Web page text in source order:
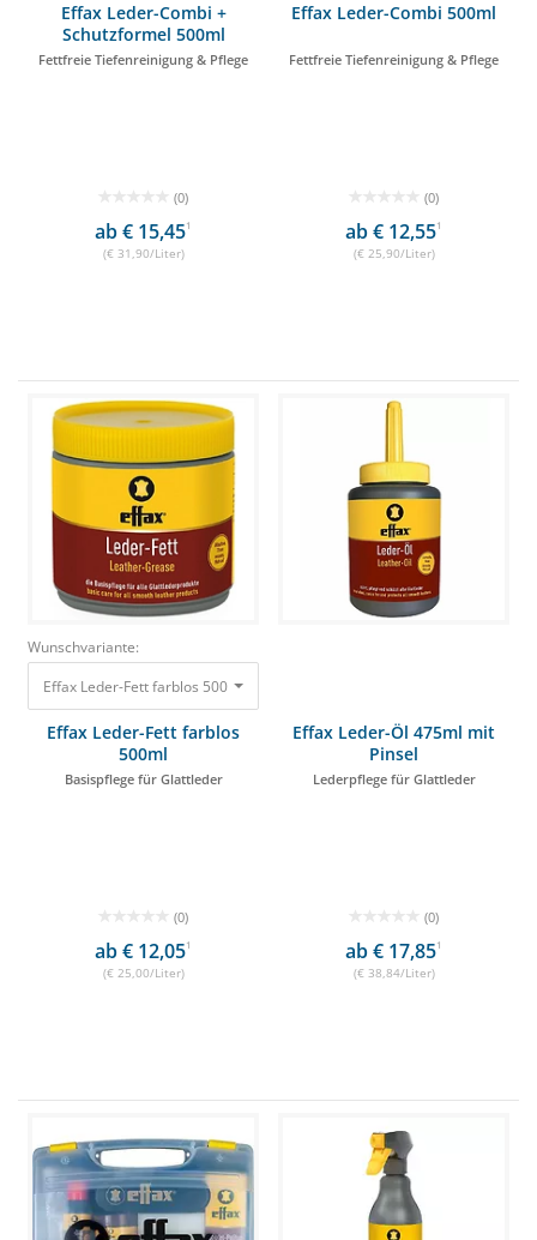
Effax Leder-Combi +
Schutzformel 500ml
Fettfreie Tiefenreinigung & Pflege
(0)
ab € 15,451
(€ 31,90/Liter)
Effax Leder-Combi 500ml
Fettfreie Tiefenreinigung & Pflege
(0)
ab € 12,551
(€ 25,90/Liter)
Wunschvariante:
Effax Leder-Fett farblos 500ml Basispflege für Glattleder 12,50 €
Effax Leder-Fett farblos
500ml
Basispflege für Glattleder
(0)
ab € 12,051
(€ 25,00/Liter)
Effax Leder-Öl 475ml mit
Pinsel
Lederpflege für Glattleder
(0)
ab € 17,851
(€ 38,84/Liter)